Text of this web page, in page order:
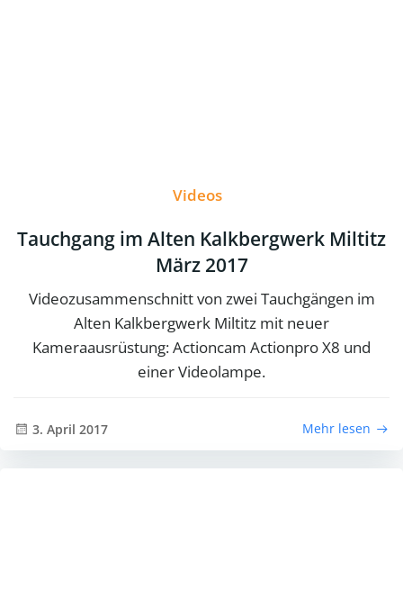
Videos
Tauchgang im Alten Kalkbergwerk Miltitz
März 2017
Videozusammenschnitt von zwei Tauchgängen im
Alten Kalkbergwerk Miltitz mit neuer
Kameraausrüstung: Actioncam Actionpro X8 und
einer Videolampe.
3. April 2017 Mehr lesen